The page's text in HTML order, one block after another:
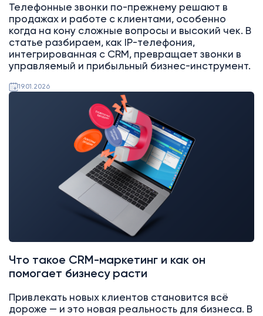
Телефонные звонки по-прежнему решают в
продажах и работе с клиентами, особенно
когда на кону сложные вопросы и высокий чек. В
статье разбираем, как IP-телефония,
интегрированная с CRM, превращает звонки в
управляемый и прибыльный бизнес-инструмент.
19.01.2026
Что такое CRM-маркетинг и как он
помогает бизнесу расти
Привлекать новых клиентов становится всё
дороже — и это новая реальность для бизнеса. В